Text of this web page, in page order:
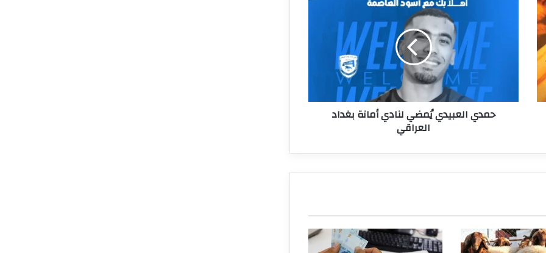
حمدي العبيدي يُمضي لنادي أمانة بغداد
العراقي